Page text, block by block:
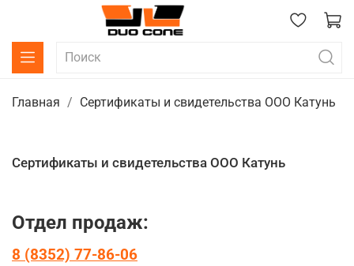
Главная Сертификаты и свидетельства ООО Катунь
Сертификаты и свидетельства ООО Катунь
Отдел продаж:
8 (8352) 77-86-06